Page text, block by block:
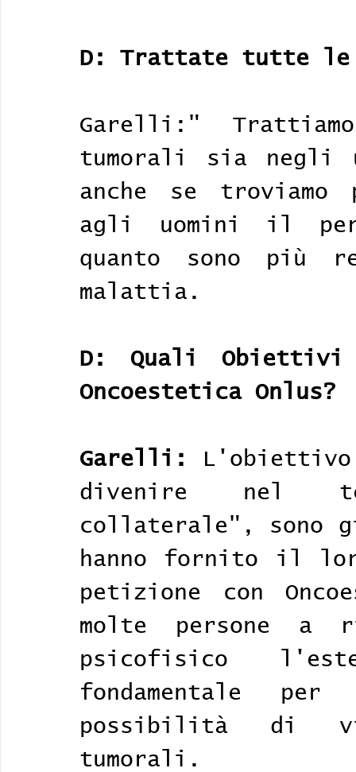
D: Trattate tutte le
Garelli:"
tumorali sia negli
anche se
agli uomini il
quanto sono più
malattia.
D: Quali
Oncoestetica Onlus?
Garelli:
divenire nel
collaterale", sono
hanno fornito il
petizione con
molte persone a
psicofisico
fondamentale
possibilità di
tumorali.